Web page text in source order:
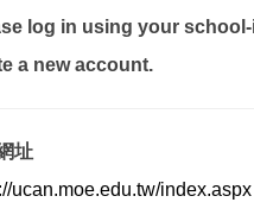
log in using your
a new account.
址
ucan.moe.edu.tw/index.aspx